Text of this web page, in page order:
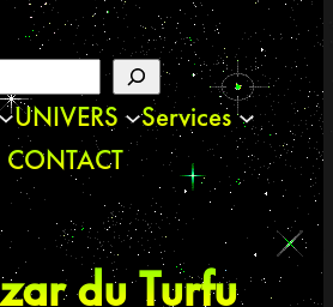
UNIVERS
Services
CONTACT
du Turfu